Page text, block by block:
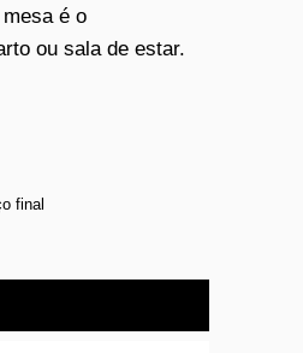
é o
ou sala de estar.
final